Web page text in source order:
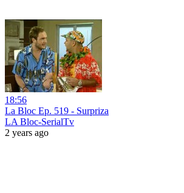
18:56
La Bloc Ep. 519 - Surpriza
LA Bloc-SerialTv
2 years ago